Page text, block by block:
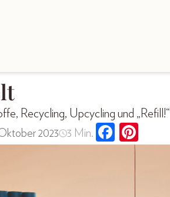
Recycling, Upcycling und „Refill!“
2023 3 Min.